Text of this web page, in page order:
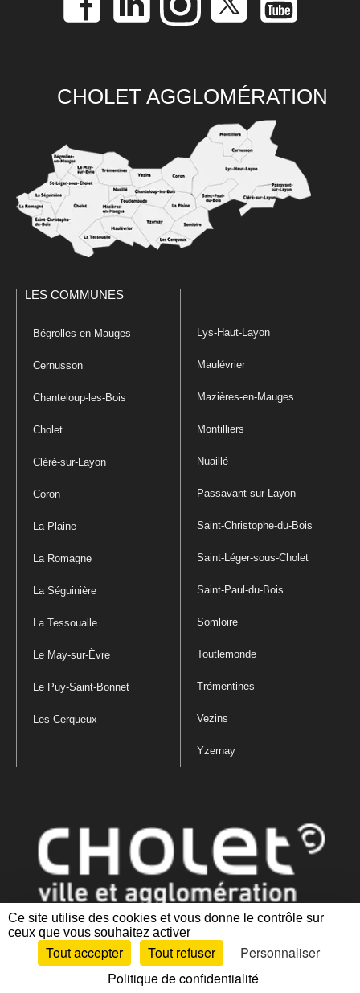
Ce site utilise des cookies et vous donne le contrôle sur
ceux que vous souhaitez activer
Tout accepter Tout refuser
Personnaliser
Politique de confidentialité
CHOLET AGGLOMÉRATION
LES COMMUNES
Bégrolles-en-Mauges
Cernusson
Chanteloup-les-Bois
Cholet
Cléré-sur-Layon
Coron
La Plaine
La Romagne
La Séguinière
La Tessoualle
Le May-sur-Èvre
Le Puy-Saint-Bonnet
Les Cerqueux
Lys-Haut-Layon
Maulévrier
Mazières-en-Mauges
Montilliers
Nuaillé
Passavant-sur-Layon
Saint-Christophe-du-Bois
Saint-Léger-sous-Cholet
Saint-Paul-du-Bois
Somloire
Toutlemonde
Trémentines
Vezins
Yzernay
Mentions légales|Politique de confidentialité
des cookies |Plan du site Accessibilité : partiellement conforme